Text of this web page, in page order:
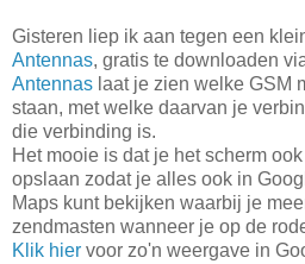
Gisteren liep ik aan tegen een
Antennas, gratis te downloaden
Antennas laat je zien welke GSM
staan, met welke daarvan je
die verbinding is.
Het mooie is dat je het scherm
opslaan zodat je alles ook in
Maps kunt bekijken waarbij je
zendmasten wanneer je op de
Klik hier voor zo'n weergave in